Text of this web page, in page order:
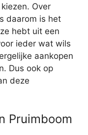
Over
daarom is het
hebt uit een
ieder wat wils
aankopen
Dus ook op
deze
Pruimboom